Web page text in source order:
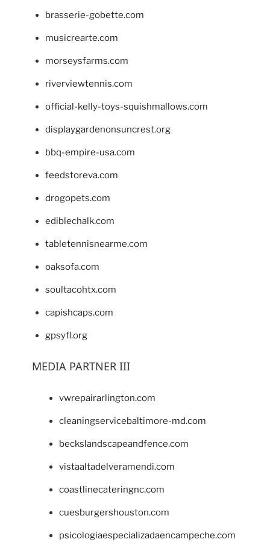
brasserie-gobette.com
musicrearte.com
morseysfarms.com
riverviewtennis.com
official-kelly-toys-squishmallows.com
displaygardenonsuncrest.org
bbq-empire-usa.com
feedstoreva.com
drogopets.com
ediblechalk.com
tabletennisnearme.com
oaksofa.com
soultacohtx.com
capishcaps.com
gpsyfl.org
MEDIA PARTNER III
vwrepairarlington.com
cleaningservicebaltimore-md.com
beckslandscapeandfence.com
vistaaltadelveramendi.com
coastlinecateringnc.com
cuesburgershouston.com
psicologiaespecializadaencampeche.com